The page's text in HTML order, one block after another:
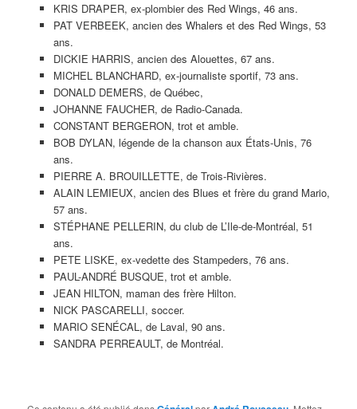
KRIS DRAPER, ex-plombier des Red Wings, 46 ans.
PAT VERBEEK, ancien des Whalers et des Red Wings, 53
ans.
DICKIE HARRIS, ancien des Alouettes, 67 ans.
MICHEL BLANCHARD, ex-journaliste sportif, 73 ans.
DONALD DEMERS, de Québec,
JOHANNE FAUCHER, de Radio-Canada.
CONSTANT BERGERON, trot et amble.
BOB DYLAN, légende de la chanson aux États-Unis, 76
ans.
PIERRE A. BROUILLETTE, de Trois-Rivières.
ALAIN LEMIEUX, ancien des Blues et frère du grand Mario,
57 ans.
STÉPHANE PELLERIN, du club de L’Ile-de-Montréal, 51
ans.
PETE LISKE, ex-vedette des Stampeders, 76 ans.
PAUL-ANDRÉ BUSQUE, trot et amble.
JEAN HILTON, maman des frère Hilton.
NICK PASCARELLI, soccer.
MARIO SENÉCAL, de Laval, 90 ans.
SANDRA PERREAULT, de Montréal.